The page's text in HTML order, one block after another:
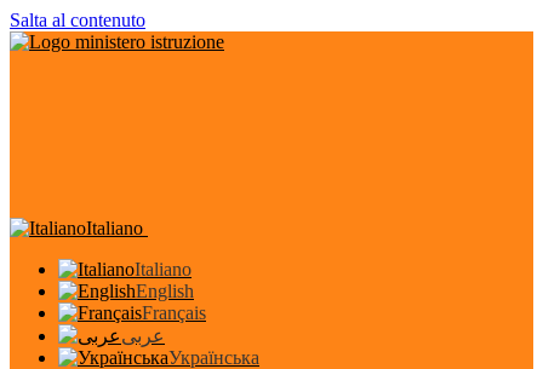
Salta al contenuto
Italiano
Italiano
English
Français
عربى
Українська